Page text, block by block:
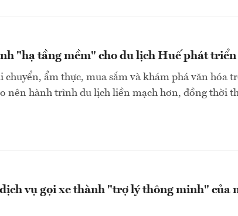
"hạ tầng mềm" cho du lịch Huế phát triển
chuyển, ẩm thực, mua sắm và khám phá văn hóa
nên hành trình du lịch liền mạch hơn, đồng thời
vụ gọi xe thành "trợ lý thông minh" của